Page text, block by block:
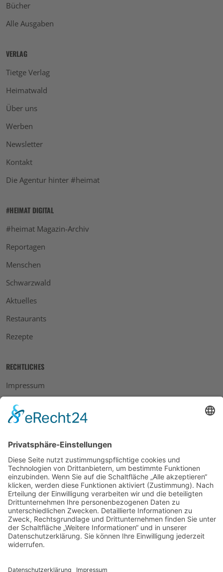
Bücher
Alle Ausgaben
VERLAG
Tietge Verlag
Heimatwald
Über uns
Werben
Newsletter
Kontakt
Die Agentur hinter #heimat
#HEIMAT DIGITAL
#heimat Magazin-Archiv
Reportagen
Menschen
Schwarzwald
Aktuelles
Restaurants
Rezepte
RECHTLICHES
Impressum
Datenschutz
AGB
Widerrufsbelehrung
Bankdaten